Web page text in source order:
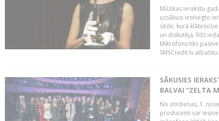
Mūzikas ierakstu
uzsākusi iesniegto
sēde, kurā
un diskutēja, līdz
Mikrofons tiks
SMSCredit.lv
SĀKUSIES
BALVAI “ZELTA
No otrdienas, 1.
producenti var